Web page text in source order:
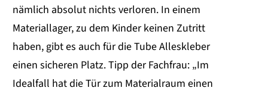
nämlich absolut nichts verloren. In einem
Materiallager, zu dem Kinder keinen Zutritt
haben, gibt es auch für die Tube Alleskleber
einen sicheren Platz. Tipp der Fachfrau: „Im
Idealfall hat die Tür zum Materialraum einen